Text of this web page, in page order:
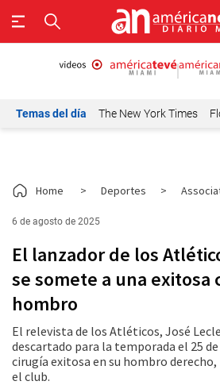
Temas del día The New York Times
Home > Deportes >
6 de agosto de 2025
El lanzador de los
se somete a una exitosa
hombro
El relevista de los Atléticos, José
descartado para la temporada el 25
cirugía exitosa en su hombro
el club.